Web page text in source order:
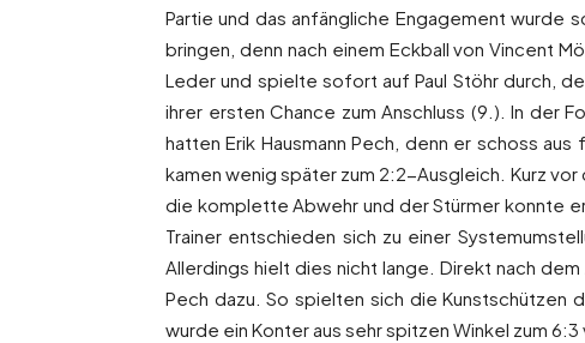
Partie und das anfängliche Engagement wurde
bringen, denn nach einem Eckball von Vincent
Leder und spielte sofort auf Paul Stöhr durch,
ihrer ersten Chance zum Anschluss (9.). In der
hatten Erik Hausmann Pech, denn er schoss
kamen wenig später zum 2:2-Ausgleich. Kurz
die komplette Abwehr und der Stürmer konnte
Trainer entschieden sich zu einer
Allerdings hielt dies nicht lange. Direkt nach
Pech dazu. So spielten sich die Kunstschützen
wurde ein Konter aus sehr spitzen Winkel zum